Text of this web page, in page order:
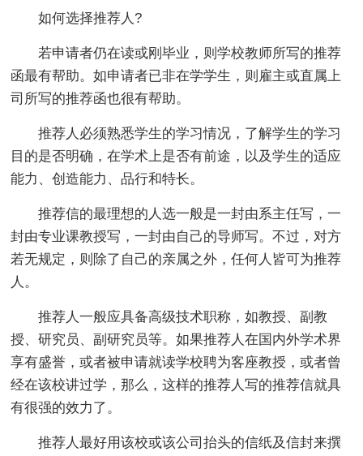
如何选择推荐人?
若申请者仍在读或刚毕业，则学校教师所写的推荐
函最有帮助。如申请者已非在学学生，则雇主或直属上
司所写的推荐函也很有帮助。
推荐人必须熟悉学生的学习情况，了解学生的学习
目的是否明确，在学术上是否有前途，以及学生的适应
能力、创造能力、品行和特长。
推荐信的最理想的人选一般是一封由系主任写，一
封由专业课教授写，一封由自己的导师写。不过，对方
若无规定，则除了自己的亲属之外，任何人皆可为推荐
人。
推荐人一般应具备高级技术职称，如教授、副教
授、研究员、副研究员等。如果推荐人在国内外学术界
享有盛誉，或者被申请就读学校聘为客座教授，或者曾
经在该校讲过学，那么，这样的推荐人写的推荐信就具
有很强的效力了。
推荐人最好用该校或该公司抬头的信纸及信封来撰